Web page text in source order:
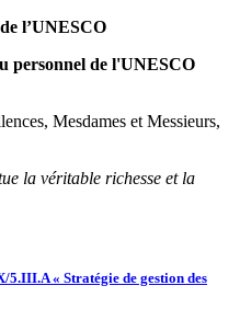
l’UNESCO
personnel de l'UNESCO
Mesdames et Messieurs,
la véritable richesse et la
5.III.A « Stratégie de gestion des